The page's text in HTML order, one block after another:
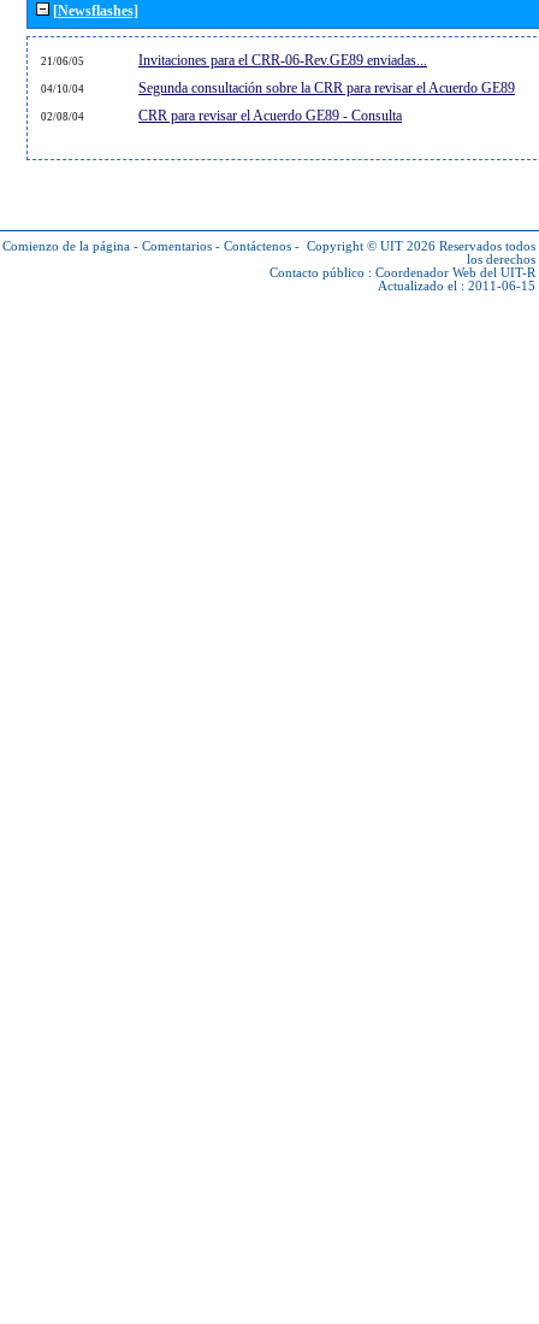
[Newsflashes]
21/06/05 Invitaciones para el CRR-06-Rev.GE89 enviadas...
04/10/04 Segunda consultación sobre la CRR para revisar el Acuerdo GE89
02/08/04 CRR para revisar el Acuerdo GE89 - Consulta
Comienzo de la página - Comentarios - Contáctenos - Copyright © UIT 2026 Reservados todos
los derechos
Contacto público : Coordenador Web del UIT-R
Actualizado el : 2011-06-15